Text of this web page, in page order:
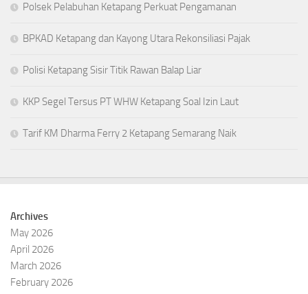
Polsek Pelabuhan Ketapang Perkuat Pengamanan
BPKAD Ketapang dan Kayong Utara Rekonsiliasi Pajak
Polisi Ketapang Sisir Titik Rawan Balap Liar
KKP Segel Tersus PT WHW Ketapang Soal Izin Laut
Tarif KM Dharma Ferry 2 Ketapang Semarang Naik
Archives
May 2026
April 2026
March 2026
February 2026